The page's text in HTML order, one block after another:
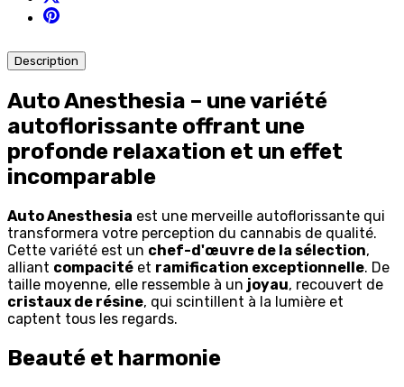
Description
Auto Anesthesia – une variété
autoflorissante offrant une
profonde relaxation et un effet
incomparable
Auto Anesthesia est une merveille autoflorissante qui
transformera votre perception du cannabis de qualité.
Cette variété est un chef-d'œuvre de la sélection,
alliant compacité et ramification exceptionnelle. De
taille moyenne, elle ressemble à un joyau, recouvert de
cristaux de résine, qui scintillent à la lumière et
captent tous les regards.
Beauté et harmonie